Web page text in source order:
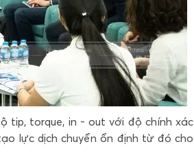
tip, torque, in - out với độ chính xác
lực dịch chuyển ổn định từ đó cho